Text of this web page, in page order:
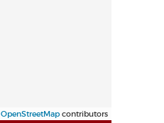
OpenStreetMap contributors